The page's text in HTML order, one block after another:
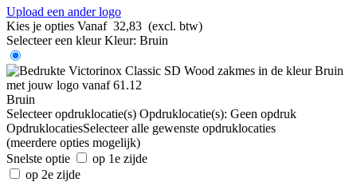
Upload een ander logo
Kies je opties Vanaf 32,83 (excl. btw)
Selecteer een kleur Kleur: Bruin
Bruin
Selecteer opdruklocatie(s) Opdruklocatie(s): Geen opdruk
OpdruklocatiesSelecteer alle gewenste opdruklocaties
(meerdere opties mogelijk)
Snelste optie
op 1e zijde
op 2e zijde